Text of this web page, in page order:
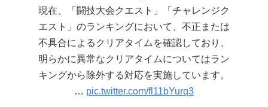
現在、「闘技大会クエスト」「チャレンジク
エスト」のランキングにおいて、不正または
不具合によるクリアタイムを確認しており、
明らかに異常なクリアタイムについてはラン
キングから除外する対応を実施しています。
… pic.twitter.com/fl11bYurq3